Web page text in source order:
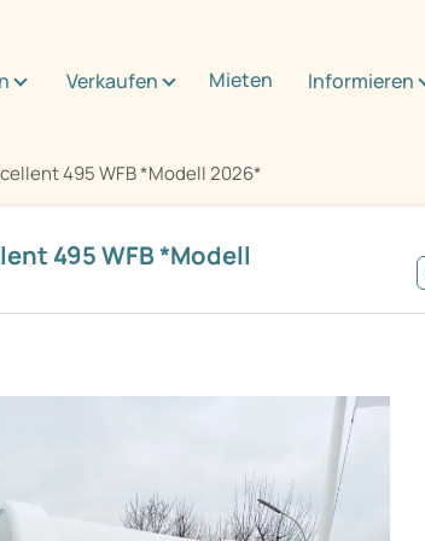
Verkaufen Mieten Informieren
495 WFB *Modell 2026*
495 WFB *Modell